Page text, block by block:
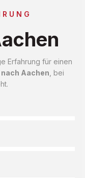
Erfahrung für einen
Aachen , bei